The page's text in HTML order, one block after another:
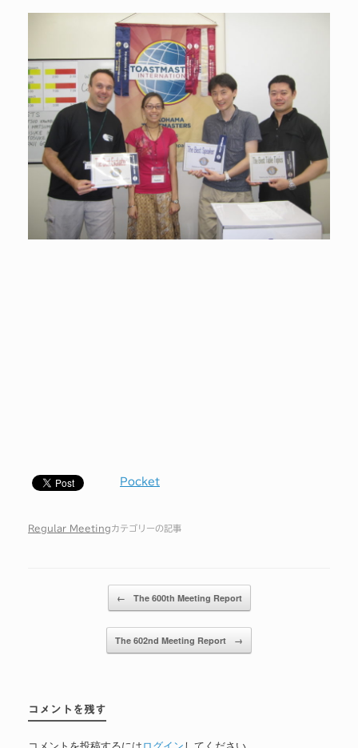
Pocket
Regular Meetingカテゴリーの記事
← The 600th Meeting Report
The 602nd Meeting Report →
コメントを残す
コメントを投稿するにはログインしてください。